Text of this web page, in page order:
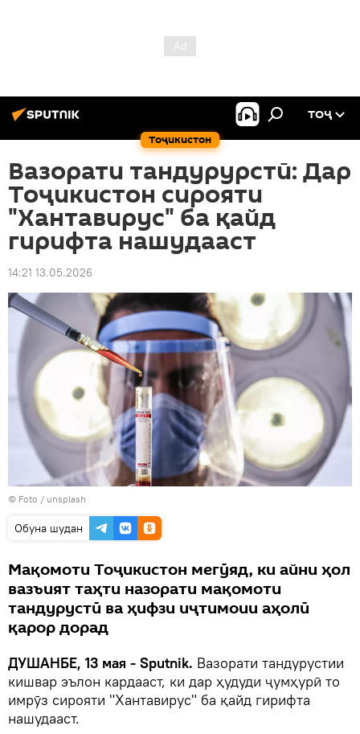
Тоҷикистон
ТОҶ
Вазорати тандурурстӣ: Дар
Тоҷикистон сирояти
"Хантавирус" ба қайд
гирифта нашудааст
14:21 13.05.2026
© Foto / unsplash
Обуна шудан
Мақомоти Тоҷикистон мегӯяд, ки айни ҳол
вазъият таҳти назорати мақомоти
тандурустӣ ва ҳифзи иҷтимоии аҳолӣ
қарор дорад
ДУШАНБЕ, 13 мая - Sputnik. Вазорати тандурустии
кишвар эълон кардааст, ки дар ҳудуди ҷумҳурӣ то
имрӯз сирояти "Хантавирус" ба қайд гирифта
нашудааст.